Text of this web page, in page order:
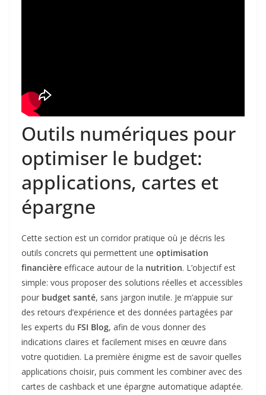
Outils numériques pour
optimiser le budget:
applications, cartes et
épargne
Cette section est un corridor pratique où je décris les
outils concrets qui permettent une optimisation
financière efficace autour de la nutrition. L’objectif est
simple: vous proposer des solutions réelles et accessibles
pour budget santé, sans jargon inutile. Je m’appuie sur
des retours d’expérience et des données partagées par
les experts du FSI Blog, afin de vous donner des
indications claires et facilement mises en œuvre dans
votre quotidien. La première énigme est de savoir quelles
applications choisir, puis comment les combiner avec des
cartes de cashback et une épargne automatique adaptée.